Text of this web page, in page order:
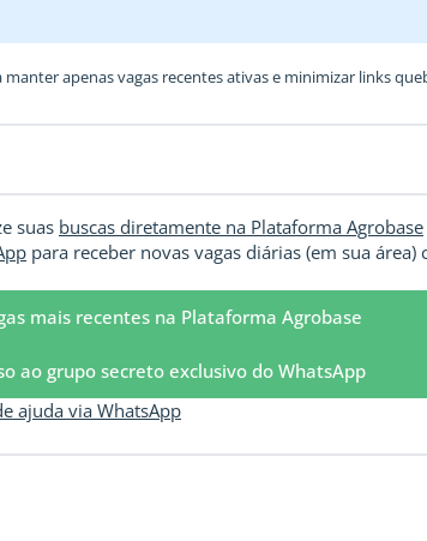
apenas vagas recentes ativas e minimizar links
suas buscas diretamente na Plataforma Agrobase
para receber novas vagas diárias (em sua área)
mais recentes na Plataforma Agrobase
ao grupo secreto exclusivo do WhatsApp
ajuda via WhatsApp